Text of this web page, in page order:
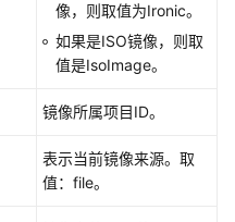
像，则取值为Ironic。
如果是ISO镜像，则取
值是IsoImage。
镜像所属项目ID。
表示当前镜像来源。取
值：file。